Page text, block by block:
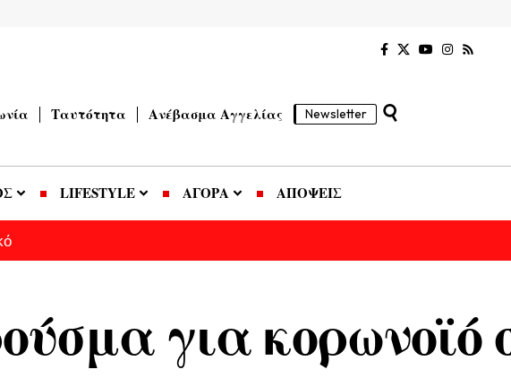
Ταυτότητα Ανέβασμα Αγγελίας Newsletter
LIFESTYLE ΑΓΟΡΑ ΑΠΟΨΕΙΣ
για κορωνοϊό